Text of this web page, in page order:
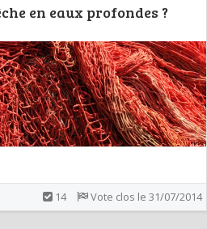
en eaux profondes ?
14 Vote clos le 31/07/2014